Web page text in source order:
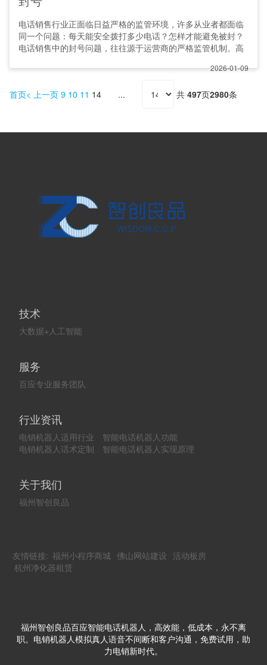
电话销售行业正面临日益严格的监管环境，许多从业者都面临
同一个问题：每天能安全拨打多少电话？怎样才能避免被封？
电话销售中的封号问题，往往源于运营商的严格监管机制。高
2026-01-09
首页 上一页 9 10 11 14 共 497页2980条
技术
大数据+人工智能
服务
百应专业服务团队
行业资讯
电销机器人适用行业
智能电话机器人功能
电销机器人话术定制
智能电话机器人实现原理
关于我们
福州智创良品
友情链接: 福州小程序商城 佛山网站建设 活动板房
杭州净化器租赁
福州智创良品百应智能电话机器人，高效能，低成本，永不离
职。电销机器人模拟真人语音不间断和客户沟通，免费试用，助
力电销新时代。